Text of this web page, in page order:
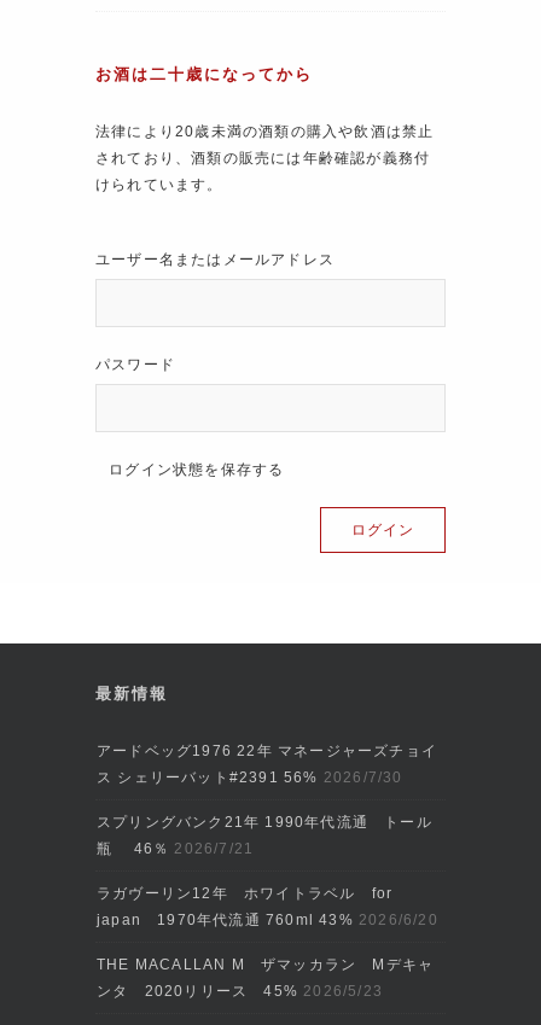
お酒は二十歳になってから
法律により20歳未満の酒類の購入や飲酒は禁止
されており、酒類の販売には年齢確認が義務付
けられています。
ユーザー名またはメールアドレス
パスワード
ログイン状態を保存する
最新情報
アードベッグ1976 22年 マネージャーズチョイ
ス シェリーバット#2391 56% 2026/7/30
スプリングバンク21年 1990年代流通 トール
瓶 46％ 2026/7/21
ラガヴーリン12年 ホワイトラベル for
japan 1970年代流通 760ml 43% 2026/6/20
THE MACALLAN M ザマッカラン Mデキャ
ンタ 2020リリース 45% 2026/5/23